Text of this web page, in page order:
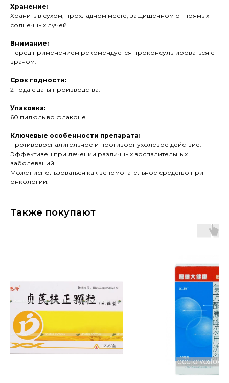
Хранение:
Хранить в сухом, прохладном месте, защищенном от прямых
солнечных лучей.
Внимание:
Перед применением рекомендуется проконсультироваться с
врачом.
Срок годности:
2 года с даты производства.
Упаковка:
60 пилюль во флаконе.
Ключевые особенности препарата:
Противовоспалительное и противоопухолевое действие.
Эффективен при лечении различных воспалительных
заболеваний.
Может использоваться как вспомогательное средство при
онкологии.
Также покупают